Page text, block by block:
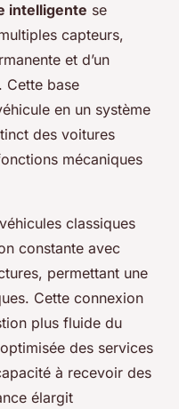
intelligente se
capteurs,
et d’un
Cette base
en un système
des voitures
mécaniques
classiques
constante avec
permettant une
Cette connexion
plus fluide du
des services
à recevoir des
élargit